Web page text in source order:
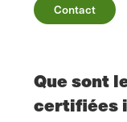
Contact
Que sont
certifiées